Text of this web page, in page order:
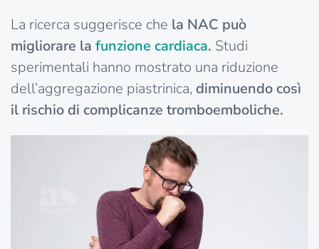
La ricerca suggerisce che la NAC può
migliorare la funzione cardiaca. Studi
sperimentali hanno mostrato una riduzione
dell’aggregazione piastrinica, diminuendo così
il rischio di complicanze tromboemboliche.